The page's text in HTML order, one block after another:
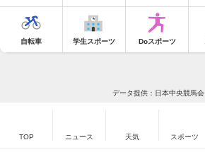
自転車 学生スポーツ Doスポーツ
データ提供：日本中央競馬会
TOP ニュース 天気 スポーツ